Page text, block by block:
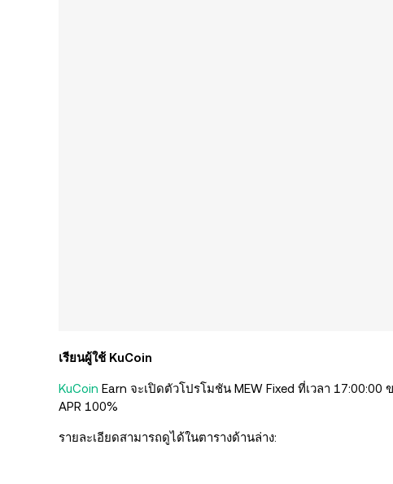
เรียนผู้ใช้ KuCoin
KuCoin Earn จะเปิดตัวโปรโมชัน MEW Fixed ที่เวลา
APR 100%
รายละเอียดสามารถดูได้ในตารางด้านล่าง: